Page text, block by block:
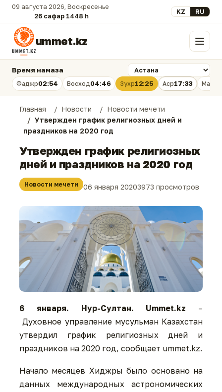
09 августа 2026, Воскресенье
26 сафар 1448 һ.
Выберите язык
KZ RU
ummet.kz Меню
Время намаза
Фаджр02:54 Восход04:46 Зухр12:25 Аср17:33
Главная Новости
Новости мечети
Утвержден график религиозных дней и
праздников на 2020 год
Утвержден график религиозных
дней и праздников на 2020 год
Новости мечети 06 января 20203973 просмотров
6 января. Нур-Султан. Ummet.kz –
Духовное управление мусульман Казахстан
утвердил график религиозных дней и
праздников на 2020 год, сообщает ummet.kz.
Начало месяцев Хиджры было основано на
данных международных астрономических